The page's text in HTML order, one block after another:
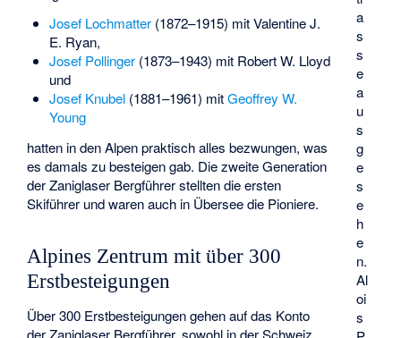
a
s
s
e
a
u
s
g
e
s
e
h
e
n.
Al
oi
s
Josef Lochmatter(1872–1915) mit Valentine J.
E. Ryan,
Josef Pollinger(1873–1943) mit Robert W. Lloyd
und
Josef Knubel(1881–1961) mitGeoffrey W.
Young
hatten in den Alpen praktisch alles bezwungen, was
es damals zu besteigen gab. Die zweite Generation
der Zaniglaser Bergführer stellten die ersten
Skiführer und waren auch in Übersee die Pioniere.
Alpines Zentrum mit über 300
Erstbesteigungen
Über 300 Erstbesteigungen gehen auf das Konto
der Zaniglaser Bergführer, sowohl in der Schweiz